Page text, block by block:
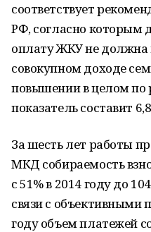
соответствует
РФ, согласно которым
оплату ЖКУ не должна
совокупном доходе
повышении в целом по
показатель составит
За шесть лет работы
МКД собираемость
с 51% в 2014 году до
связи с
году объем платежей